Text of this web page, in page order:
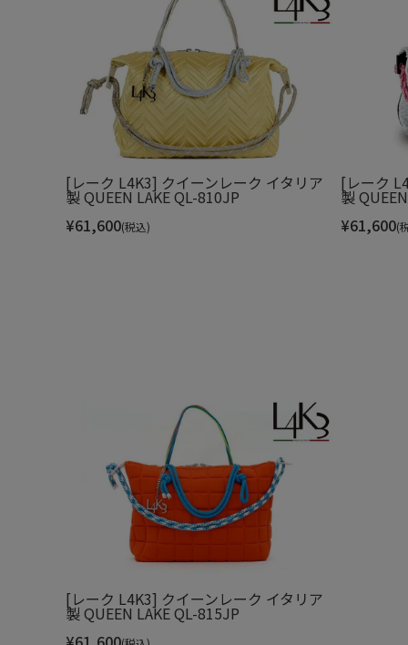
ストラップ部分にはブランドを象徴するカラフル
使用されています
[レーク L4K3] クイーンレーク イタリア
製 QUEEN LAKE QL-810JP
¥61,600(税込)
[レーク
製
¥61,600(
[レーク L4K3] クイーンレーク イタリア
製 QUEEN LAKE QL-815JP